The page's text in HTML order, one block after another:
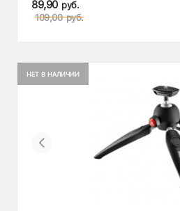
89,90 руб.
109,00 руб.
НЕТ В НАЛИЧИИ
Previous